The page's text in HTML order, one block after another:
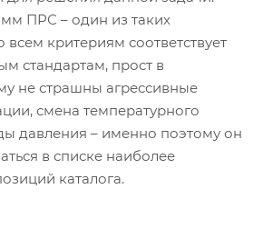
ПРС – один из таких
критериям соответствует
стандартам, прост в
не страшны агрессивные
смена температурного
давления – именно поэтому он
в списке наиболее
каталога.